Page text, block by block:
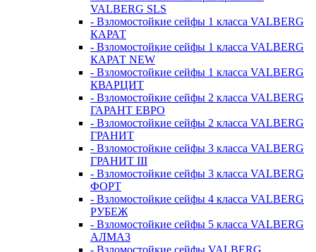
VALBERG SLS
- Взломостойкие сейфы 1 класса VALBERG
КАРАТ
- Взломостойкие сейфы 1 класса VALBERG
КАРАТ NEW
- Взломостойкие сейфы 1 класса VALBERG
КВАРЦИТ
- Взломостойкие сейфы 2 класса VALBERG
ГАРАНТ ЕВРО
- Взломостойкие сейфы 2 класса VALBERG
ГРАНИТ
- Взломостойкие сейфы 3 класса VALBERG
ГРАНИТ III
- Взломостойкие сейфы 3 класса VALBERG
ФОРТ
- Взломостойкие сейфы 4 класса VALBERG
РУБЕЖ
- Взломостойкие сейфы 5 класса VALBERG
АЛМАЗ
- Взломостойкие сейфы VALBERG